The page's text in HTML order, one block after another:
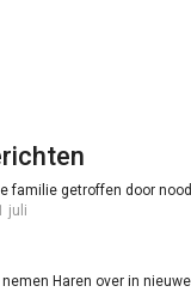
familie getroffen door
juli
Haren over in